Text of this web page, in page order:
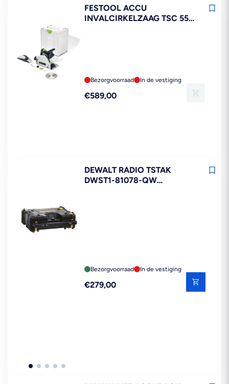
FESTOOL ACCU
INVALCIRKELZAAG TSC 55
Bezorgvoorraad In de vestiging
Reguliere
€589,00
DEWALT RADIO TSTAK
DWST1-81078-QW
Bezorgvoorraad In de vestiging
Reguliere
€279,00